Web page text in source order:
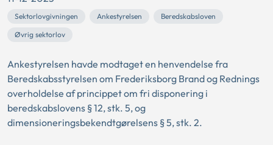
Sektorlovgivningen Ankestyrelsen
Beredskabsloven
Øvrig sektorlov
Ankestyrelsen havde modtaget en henvendelse fra
Beredskabsstyrelsen om Frederiksborg Brand og Rednings
overholdelse af princippet om fri disponering i
beredskabslovens § 12, stk. 5, og
dimensioneringsbekendtgørelsens § 5, stk. 2.